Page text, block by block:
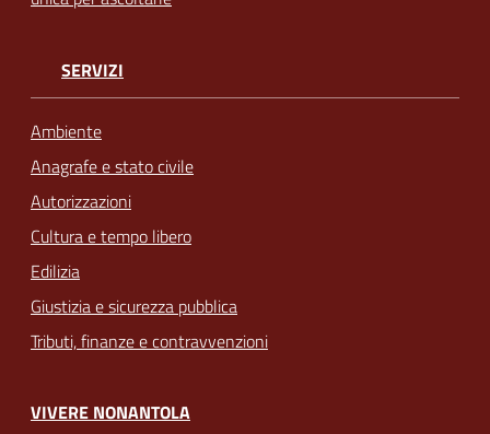
SERVIZI
Ambiente
Anagrafe e stato civile
Autorizzazioni
Cultura e tempo libero
Edilizia
Giustizia e sicurezza pubblica
Tributi, finanze e contravvenzioni
VIVERE NONANTOLA